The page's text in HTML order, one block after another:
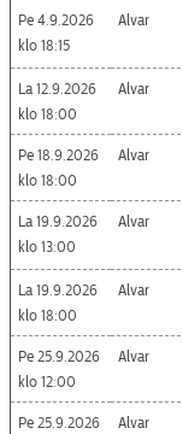
Pe 4.9.2026
18:15
Alvar
La 12.9.2026
18:00
Alvar
Pe 18.9.2026
18:00
Alvar
La 19.9.2026
13:00
Alvar
La 19.9.2026
18:00
Alvar
Pe 25.9.2026
12:00
Alvar
Pe 25.9.2026
Alvar